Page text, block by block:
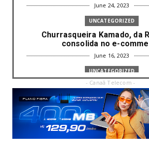
June 24, 2023
UNCATEGORIZED
Churrasqueira Kamado, da
consolida no e-
June 16, 2023
UNCATEGORIZED
Com mais da metade dos
liderança ocupados por
June 16, 2023
UNCATEGORIZED
Paisagismo valoriza imóvel e
- Canaã Telecom -